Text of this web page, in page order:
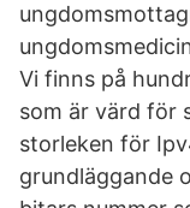
Vi finns på
som är värd för
storleken för
grundläggande